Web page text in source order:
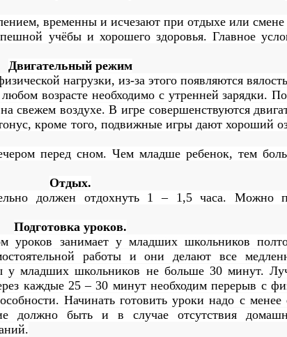
временны и исчезают при отдыхе или смене
учёбы и хорошего здоровья. Главное
Двигательный режим
нагрузки, из-за этого появляются
возрасте необходимо с утренней зарядки.
свежем воздухе. В игре совершенствуются
кроме того, подвижные игры дают хороший
перед сном. Чем младше ребенок, тем
Отдых.
должен отдохнуть 1 – 1,5 часа. Можно
Подготовка уроков.
уроков занимает у младших школьников
работы и они делают все
у младших школьников не больше 30 минут.
каждые 25 – 30 минут необходим перерыв с
Начинать готовить уроки надо с
должно быть и в случае отсутствия